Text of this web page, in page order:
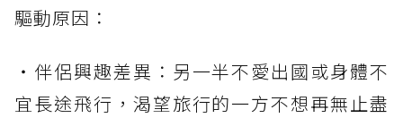
驅動原因：
・伴侶興趣差異：另一半不愛出國或身體不
宜長途飛行，渴望旅行的一方不想再無止盡